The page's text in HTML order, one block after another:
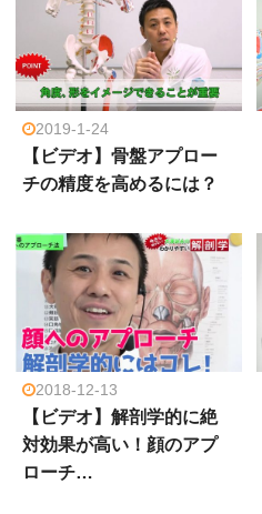
2019-1-24
【ビデオ】骨盤アプロー
チの精度を高めるには？
2018-12-13
【ビデオ】解剖学的に絶
対効果が高い！顔のアプ
ローチ…